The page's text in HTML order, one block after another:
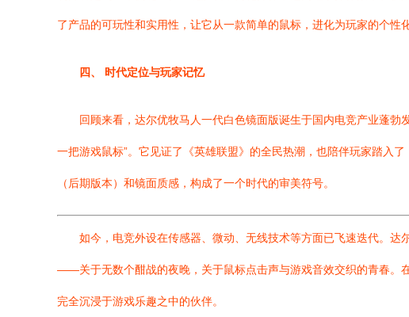
了产品的可玩性和实用性，让它从一款简单的鼠标，进化为玩家的个性
四、 时代定位与玩家记忆
回顾来看，达尔优牧马人一代白色镜面版诞生于国内电竞产业蓬
一把游戏鼠标”。它见证了《英雄联盟》的全民热潮，也陪伴玩家踏入
（后期版本）和镜面质感，构成了一个时代的审美符号。
如今，电竞外设在传感器、微动、无线技术等方面已飞速迭代。
——关于无数个酣战的夜晚，关于鼠标点击声与游戏音效交织的青春。
完全沉浸于游戏乐趣之中的伙伴。